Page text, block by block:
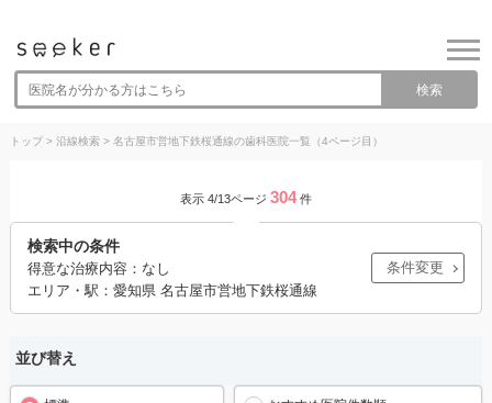
検索
トップ> 沿線検索> 名古屋市営地下鉄桜通線の歯科医院一覧（4ページ目）
表示 4/13ページ 304 件
検索中の条件
得意な治療内容：なし
エリア・駅：愛知県 名古屋市営地下鉄桜通線
条件変更
並び替え